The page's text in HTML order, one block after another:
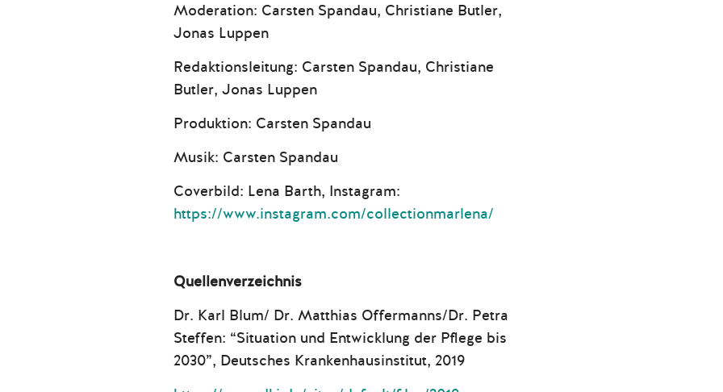
Moderation: Carsten Spandau, Christiane Butler,
Jonas Luppen
Redaktionsleitung: Carsten Spandau, Christiane
Butler, Jonas Luppen
Produktion: Carsten Spandau
Musik: Carsten Spandau
Coverbild: Lena Barth, Instagram:
https://www.instagram.com/collectionmarlena/
Quellenverzeichnis
Dr. Karl Blum/ Dr. Matthias Offermanns/Dr. Petra
Steffen: “Situation und Entwicklung der Pflege bis
2030”, Deutsches Krankenhausinstitut, 2019